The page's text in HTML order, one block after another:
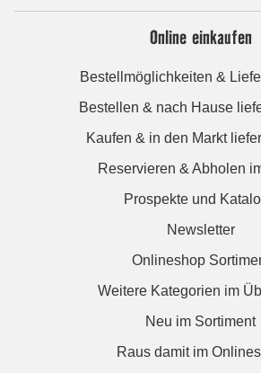
Online einkaufen
Bestellmöglichkeiten &
Bestellen & nach Hause
Kaufen & in den Markt
Reservieren & Abholen
Prospekte und
Newsletter
Onlineshop
Weitere Kategorien im
Neu im Sortiment
Raus damit im